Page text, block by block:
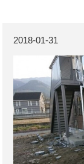
2018-01-31